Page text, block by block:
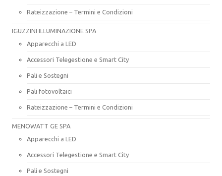
Rateizzazione – Termini e Condizioni
IGUZZINI ILLUMINAZIONE SPA
Apparecchi a LED
Accessori Telegestione e Smart City
Pali e Sostegni
Pali fotovoltaici
Rateizzazione – Termini e Condizioni
MENOWATT GE SPA
Apparecchi a LED
Accessori Telegestione e Smart City
Pali e Sostegni